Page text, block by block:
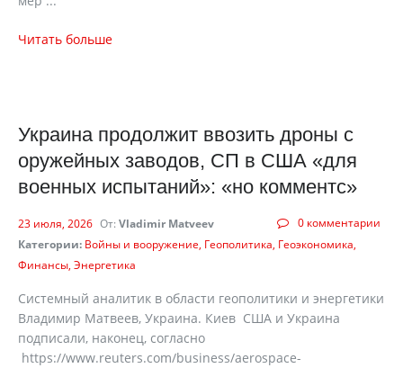
Читать больше
Украина продолжит ввозить дроны с
оружейных заводов, СП в США «для
военных испытаний»: «но комментс»
0 комментарии
23 июля, 2026 От: Vladimir Matveev
Категории: Войны и вооружение Геополитика Геоэкономика
Финансы Энергетика
Системный аналитик в области геополитики и энергетики
Владимир Матвеев, Украина. Киев США и Украина
подписали, наконец, согласно
https://www.reuters.com/business/aerospace-